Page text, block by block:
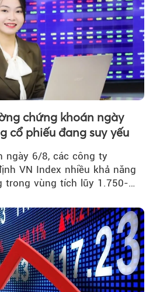
Theo
chứng khoán ngày
cổ phiếu đang suy yếu
ngày 6/8, các công ty
VN Index nhiều khả năng
trong vùng tích lũy 1.750-